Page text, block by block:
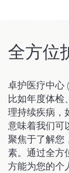
全方位
卓护医疗中心
比如年度体检
理持续疾病，
意味着我们可
聚焦于了解您
素。通过全方
方能为您的个